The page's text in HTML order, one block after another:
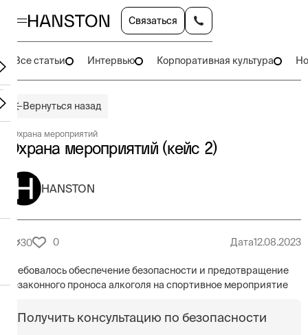
Связаться
Все статьи Интервью Корпоративная культура
Вернуться назад
Охрана мероприятий (кейс 2)
Охрана мероприятий
HANSTON
30 0 Дата12.08.2023
Требовалось обеспечение безопасности и предотвращение
незаконного проноса алкоголя на спортивное мероприятие
Получить консультацию по безопасности